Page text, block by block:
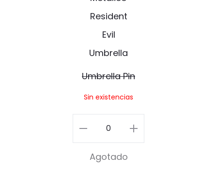
b
r
e
a
i
n
Umbrella Pin
Sin existencias
Umbrella
Pin
cantidad
Agotado